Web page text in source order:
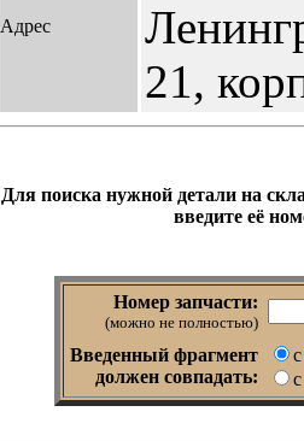
Адрес
21,
Для поиска нужной детали на
введите её
Номер запчасти:
(можно не полностью)
Введенный фрагмент
должен совпадать: